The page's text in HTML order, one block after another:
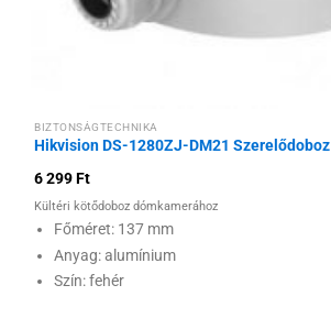
BIZTONSÁGTECHNIKA
Hikvision DS-1280ZJ-DM21 Szerelődoboz
6 299Ft
Kültéri kötődoboz dómkamerához
Főméret: 137 mm
Anyag: alumínium
Szín: fehér